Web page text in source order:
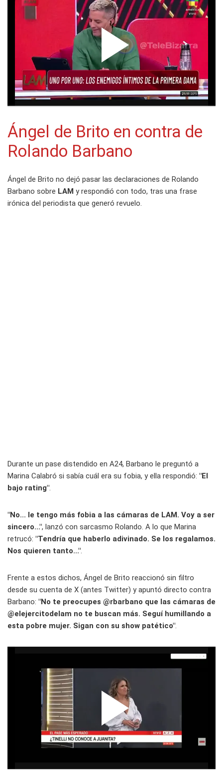
Ángel de Brito en contra de
Rolando Barbano
Ángel de Brito no dejó pasar las declaraciones de Rolando
Barbano sobre LAM y respondió con todo, tras una frase
irónica del periodista que generó revuelo.
Durante un pase distendido en A24, Barbano le preguntó a
Marina Calabró si sabía cuál era su fobia, y ella respondió: "El
bajo rating"
"No... le tengo más fobia a las cámaras de LAM. Voy a ser
sincero...", lanzó con sarcasmo Rolando. A lo que Marina
retrucó: "Tendría que haberlo adivinado. Se los regalamos.
Nos quieren tanto..."
Frente a estos dichos, Ángel de Brito reaccionó sin filtro
desde su cuenta de X (antes Twitter) y apuntó directo contra
Barbano: "No te preocupes @rbarbano que las cámaras de
@elejercitodelam no te buscan más. Seguí humillando a
esta pobre mujer. Sigan con su show patético"